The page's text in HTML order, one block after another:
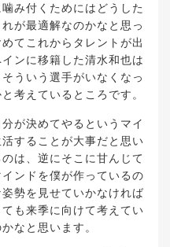
み付くためにはどうした
が最適解なのかなと思っ
てこれからタレントが出
ンに移籍した清水和也は
ういう選手がいなくなっ
考えているところです。
が決めてやるというマイ
することが大事だと思い
は、逆にそこに甘んじて
ンドを僕が作っているの
勢を見せていかなければ
も来季に向けて考えてい
なと思います。